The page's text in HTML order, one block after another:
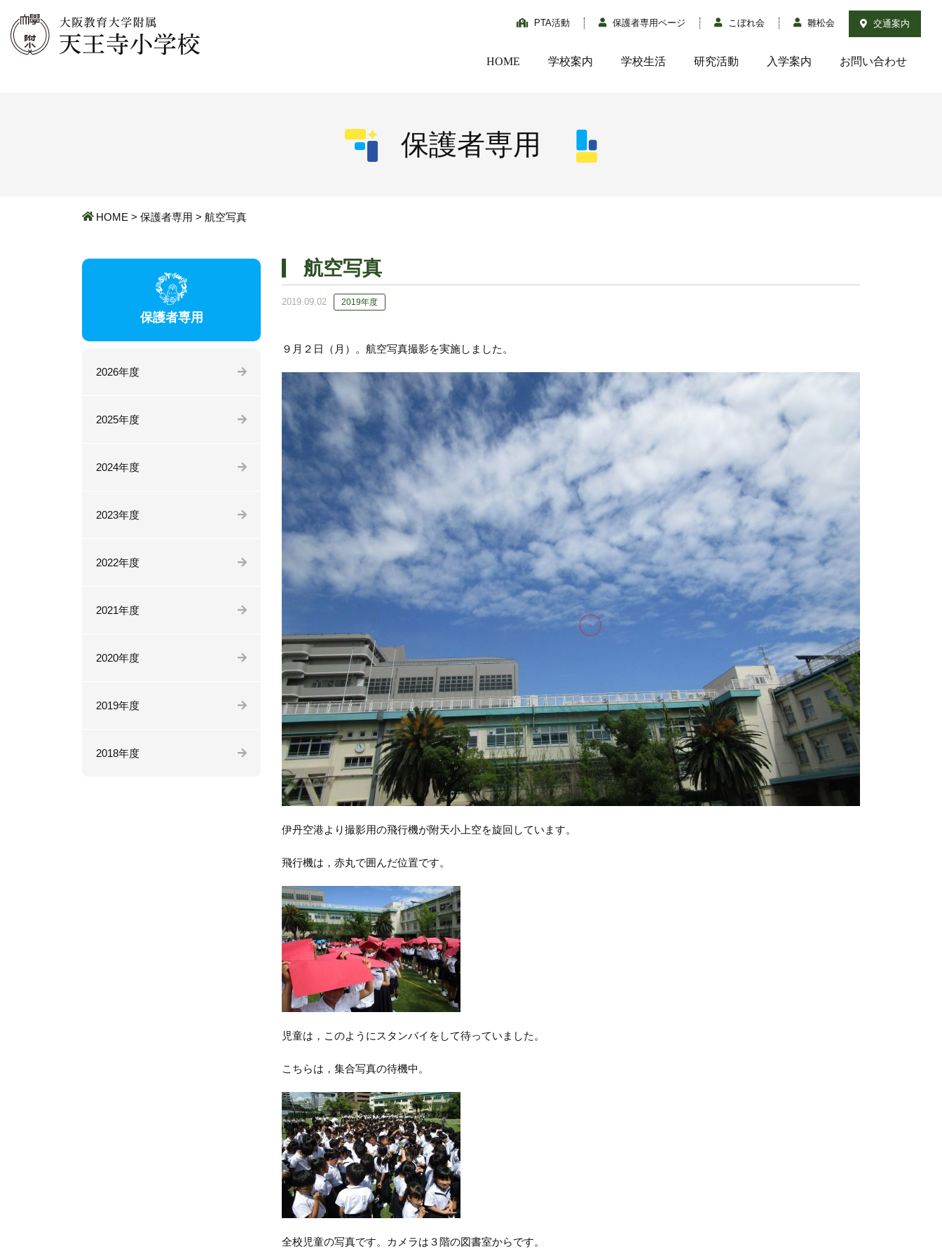
PTA活動 保護者専用ページ こぼれ会 雛松会 交通案内
HOME 学校案内 学校生活 研究活動 入学案内 お問い合わせ
保護者専用
HOME > 保護者専用 > 航空写真
航空写真
2019.09.02 2019年度
９月２日（月）。航空写真撮影を実施しました。
伊丹空港より撮影用の飛行機が附天小上空を旋回しています。
飛行機は，赤丸で囲んだ位置です。
児童は，このようにスタンバイをして待っていました。
こちらは，集合写真の待機中。
全校児童の写真です。カメラは３階の図書室からです。
保護者専用
2026年度
2025年度
2024年度
2023年度
2022年度
2021年度
2020年度
2019年度
2018年度